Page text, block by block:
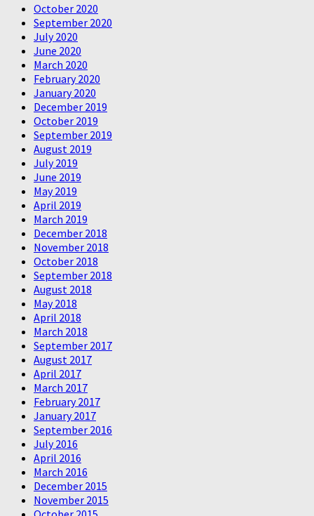
October 2020
September 2020
July 2020
June 2020
March 2020
February 2020
January 2020
December 2019
October 2019
September 2019
August 2019
July 2019
June 2019
May 2019
April 2019
March 2019
December 2018
November 2018
October 2018
September 2018
August 2018
May 2018
April 2018
March 2018
September 2017
August 2017
April 2017
March 2017
February 2017
January 2017
September 2016
July 2016
April 2016
March 2016
December 2015
November 2015